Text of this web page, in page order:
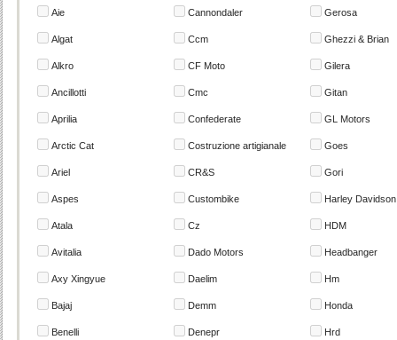
Aie Cannondaler Gerosa
Algat Ccm Ghezzi & Brian
Alkro CF Moto Gilera
Ancillotti Cmc Gitan
Aprilia Confederate GL Motors
Arctic Cat Costruzione artigianale Goes
Ariel CR&S Gori
Aspes Custombike Harley Davidson
Atala Cz HDM
Avitalia Dado Motors Headbanger
Axy Xingyue Daelim Hm
Bajaj Demm Honda
Benelli Denepr Hrd